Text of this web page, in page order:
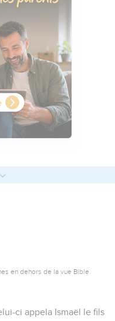
en dehors de la vue Bible.
ci appela Ismaël le fils